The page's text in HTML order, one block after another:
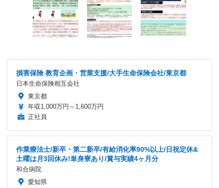
損害保険 教育企画・営業支援/大手生命保険会社/東京都
日本生命保険相互会社
東京都
年収1,000万円～1,600万円
正社員
作業療法士/新卒・第二新卒/有給消化率90%以上/日祝定休&
土曜は月3回休み!単身寮あり/賞与実績4ヶ月分
和合病院
愛知県